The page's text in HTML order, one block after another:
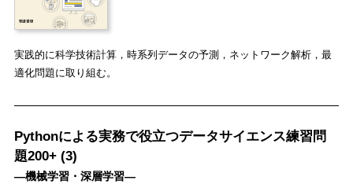
実践的に科学技術計算，時系列データの予測，ネットワーク解析，最
適化問題に取り組む。
Pythonによる実務で役立つデータサイエンス練習問
題200+ (3)
―機械学習・深層学習―